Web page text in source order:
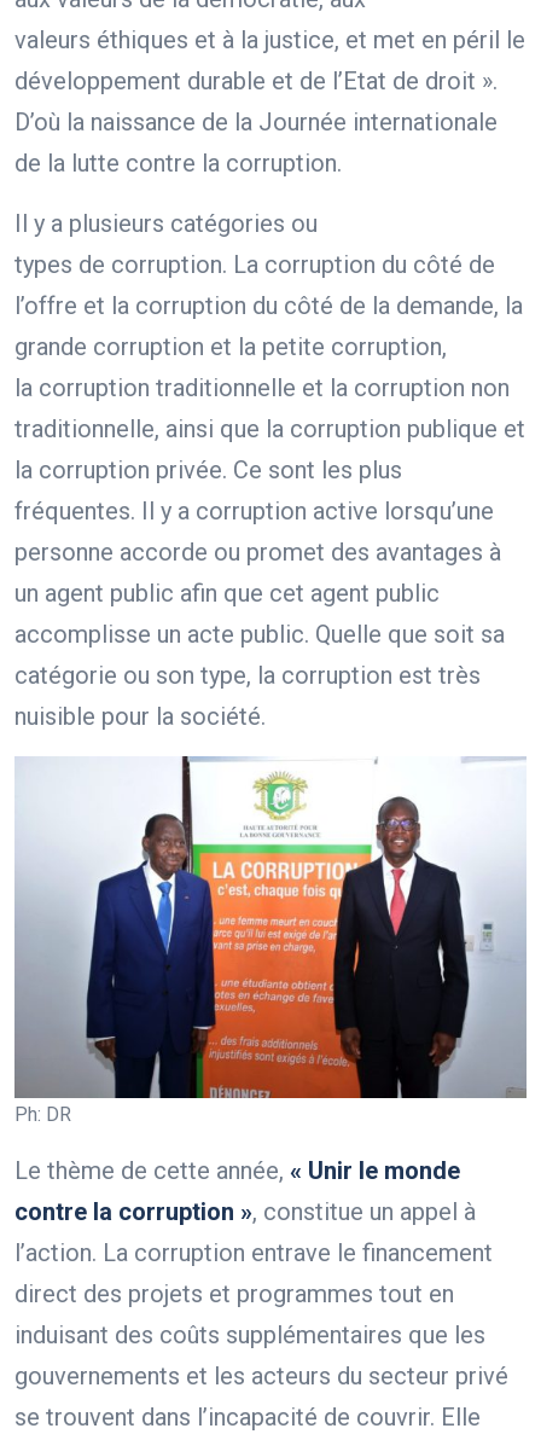
valeurs éthiques et à la justice, et met en péril le
développement durable et de l’Etat de droit ».
D’où la naissance de la Journée internationale
de la lutte contre la corruption.
Il y a plusieurs catégories ou
types de corruption. La corruption du côté de
l’offre et la corruption du côté de la demande, la
grande corruption et la petite corruption,
la corruption traditionnelle et la corruption non
traditionnelle, ainsi que la corruption publique et
la corruption privée. Ce sont les plus
fréquentes. Il y a corruption active lorsqu’une
personne accorde ou promet des avantages à
un agent public afin que cet agent public
accomplisse un acte public. Quelle que soit sa
catégorie ou son type, la corruption est très
nuisible pour la société.
Ph: DR
Le thème de cette année, « Unir le monde
contre la corruption », constitue un appel à
l’action. La corruption entrave le financement
direct des projets et programmes tout en
induisant des coûts supplémentaires que les
gouvernements et les acteurs du secteur privé
se trouvent dans l’incapacité de couvrir. Elle